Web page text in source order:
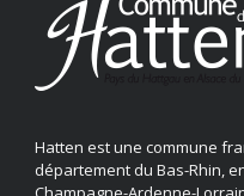
Hatten est une commune
département du Bas-Rhin,